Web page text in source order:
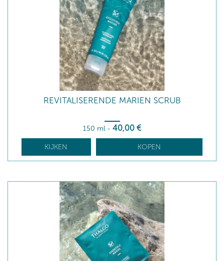
REVITALISERENDE MARIEN SCRUB
150 ml - 40,00 €
KIJKEN KOPEN